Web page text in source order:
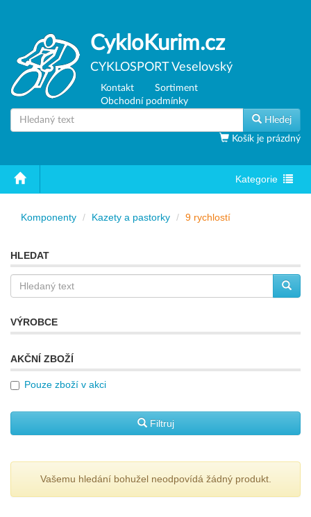
CykloKurim.cz
CYKLOSPORT Veselovský
Kontakt
Sortiment
Obchodní podmínky
Hledej
Košík je prázdný
Toggle
navigation
Kategorie
Komponenty Kazety a pastorky 9 rychlostí
HLEDAT
VÝROBCE
AKČNÍ ZBOŽÍ
Pouze zboží v akci
Filtruj
Vašemu hledání bohužel neodpovídá žádný produkt.